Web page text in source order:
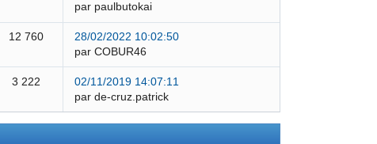
par paulbutokai
12 760
28/02/2022 10:02:50
par COBUR46
3 222
02/11/2019 14:07:11
par de-cruz.patrick